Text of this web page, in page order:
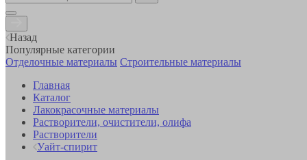
Назад
Популярные категории
Отделочные материалы Строительные материалы
Главная
Каталог
Лакокрасочные материалы
Растворители, очистители, олифа
Растворители
Уайт-спирит